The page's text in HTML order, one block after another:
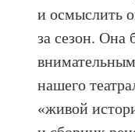
и осмыслить
за сезон.
нашего
«живой